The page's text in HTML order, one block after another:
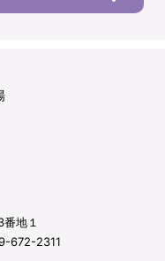
地１
672-2311